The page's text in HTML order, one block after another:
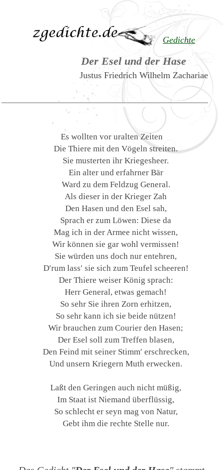
Gedichte
Der Esel und der Hase
Justus Friedrich Wilhelm Zachariae
Es wollten vor uralten Zeiten
Die Thiere mit den Vögeln streiten.
Sie musterten ihr Kriegesheer.
Ein alter und erfahrner Bär
Ward zu dem Feldzug General.
Als dieser in der Krieger Zah
Den Hasen und den Esel sah,
Sprach er zum Löwen: Diese da
Mag ich in der Armee nicht wissen,
Wir können sie gar wohl vermissen!
Sie würden uns doch nur entehren,
D′rum lass′ sie sich zum Teufel scheeren!
Der Thiere weiser König sprach:
Herr General, etwas gemach!
So sehr Sie ihren Zorn erhitzen,
So sehr kann ich sie beide nützen!
Wir brauchen zum Courier den Hasen;
Der Esel soll zum Treffen blasen,
Den Feind mit seiner Stimm′ erschrecken,
Und unsern Kriegern Muth erwecken.
Laßt den Geringen auch nicht müßig,
Im Staat ist Niemand überflüssig,
So schlecht er seyn mag von Natur,
Gebt ihm die rechte Stelle nur.